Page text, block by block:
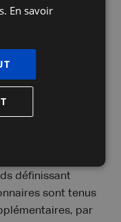
approuver la
définissant
sont tenus
par
En savoir